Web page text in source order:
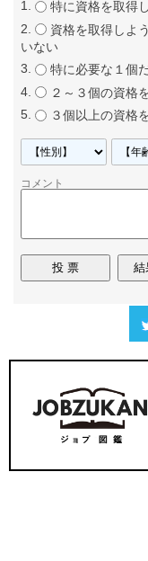
特に資格を取得
資格を取得しよ
いない
特に必要な１個
２～３個の資格
３個以上の資格
コメント